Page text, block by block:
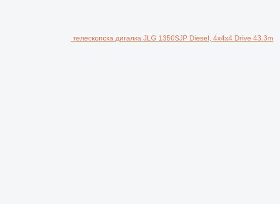
телескопска дигалка JLG 1350SJP Diesel, 4x4x4 Drive 43.3m